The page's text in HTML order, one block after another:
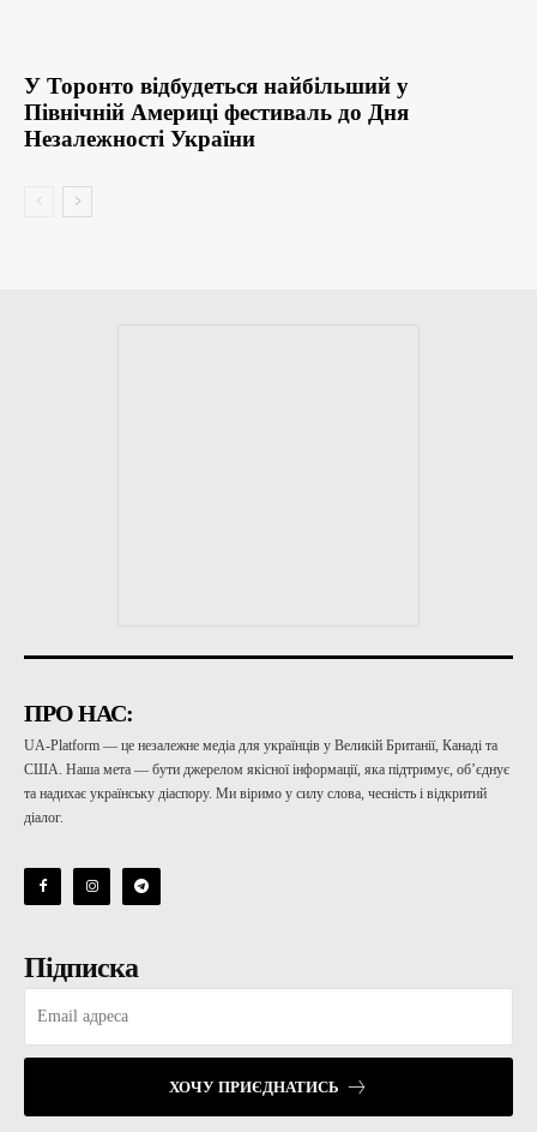
У Торонто відбудеться найбільший у
Північній Америці фестиваль до Дня
Незалежності України
ПРО НАС:
UA-Platform — це незалежне медіа для українців у Великій Британії, Канаді та
США. Наша мета — бути джерелом якісної інформації, яка підтримує, об’єднує
та надихає українську діаспору. Ми віримо у силу слова, чесність і відкритий
діалог.
Підписка
ХОЧУ ПРИЄДНАТИСЬ